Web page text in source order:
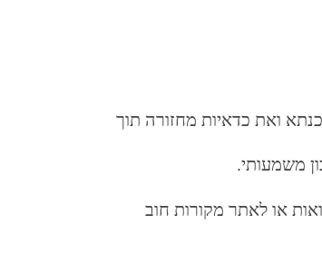
ואת כדאיות מחזורה תוך
משמעותי.
או לאתר מקורות חוב